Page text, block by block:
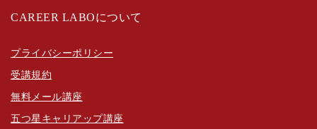
CAREER LABOについて
プライバシーポリシー
受講規約
無料メール講座
五つ星キャリアップ講座